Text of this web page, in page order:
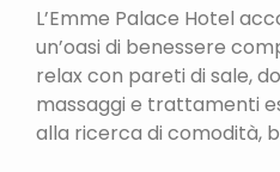
L’Emme Palace Hotel
un’oasi di benessere
relax con pareti di sale,
massaggi e trattamenti
alla ricerca di comodità,